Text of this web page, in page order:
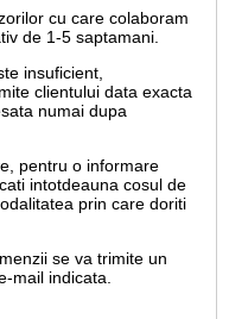
cu care colaboram
de 1-5 saptamani.
insuficient,
clientului data exacta
numai dupa
pentru o informare
intotdeauna cosul de
prin care doriti
se va trimite un
mail indicata.